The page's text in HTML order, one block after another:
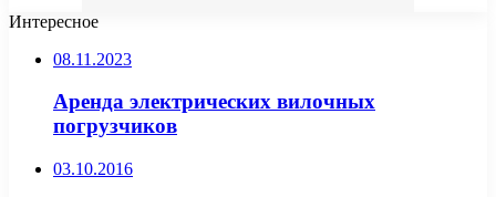
Интересное
08.11.2023
Аренда электрических вилочных
погрузчиков
03.10.2016